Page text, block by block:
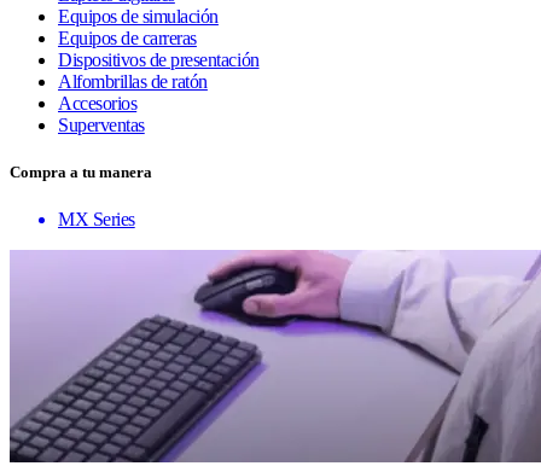
Equipos de simulación
Equipos de carreras
Dispositivos de presentación
Alfombrillas de ratón
Accesorios
Superventas
Compra a tu manera
MX Series